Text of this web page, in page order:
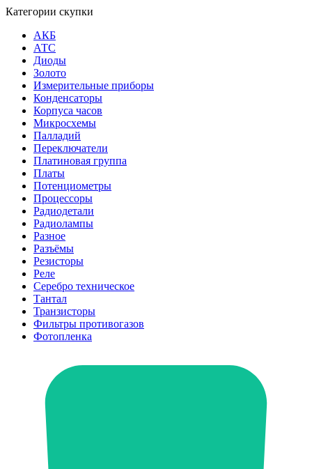
Категории скупки
АКБ
АТС
Диоды
Золото
Измерительные приборы
Конденсаторы
Корпуса часов
Микросхемы
Палладий
Переключатели
Платиновая группа
Платы
Потенциометры
Процессоры
Радиодетали
Радиолампы
Разное
Разъёмы
Резисторы
Реле
Серебро техническое
Тантал
Транзисторы
Фильтры противогазов
Фотопленка